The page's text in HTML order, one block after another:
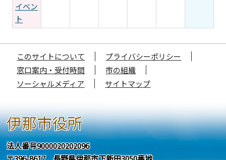
イベン
ト
このサイトについて
プライバシーポリシー
窓口案内・受付時間
市の組織
ソーシャルメディア
サイトマップ
伊那市役所
法人番号9000020202096